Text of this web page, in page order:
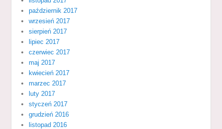
październik 2017
wrzesień 2017
sierpień 2017
lipiec 2017
czerwiec 2017
maj 2017
kwiecień 2017
marzec 2017
luty 2017
styczeń 2017
grudzień 2016
listopad 2016